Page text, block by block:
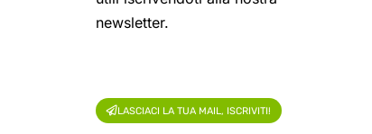
newsletter.
LASCIACI LA TUA MAIL, ISCRIVITI!